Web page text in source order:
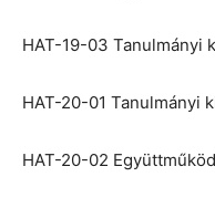
HAT-19-03 Tanulmányi
HAT-20-01 Tanulmányi
HAT-20-02